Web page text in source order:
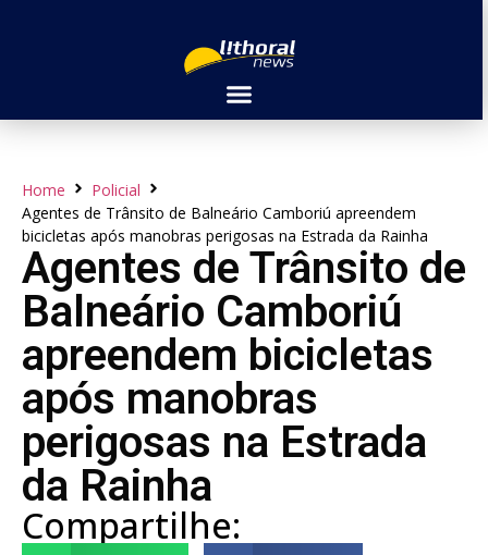
Home
Policial
Agentes de Trânsito de Balneário Camboriú apreendem
bicicletas após manobras perigosas na Estrada da Rainha
Agentes de Trânsito de
Balneário Camboriú
apreendem bicicletas
após manobras
perigosas na Estrada
da Rainha
Compartilhe: